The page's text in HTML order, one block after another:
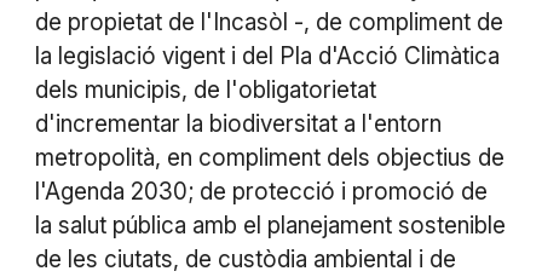
de propietat de l'Incasòl -, de compliment de
la legislació vigent i del Pla d'Acció Climàtica
dels municipis, de l'obligatorietat
d'incrementar la biodiversitat a l'entorn
metropolità, en compliment dels objectius de
l'Agenda 2030; de protecció i promoció de
la salut pública amb el planejament sostenible
de les ciutats, de custòdia ambiental i de